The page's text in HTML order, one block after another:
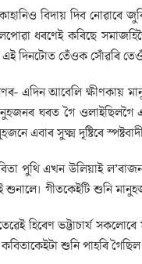
বিদায় দিব
ধৰণেই কৰিছে
দিনটোত তেঁওক সোঁৱৰি
এদিন আবেলি
ঘৰত গৈ
এবাৰ সুক্ষ্ম দৃষ্টিৰে
পুথি এখন উলিয়াই
গীতকেইটি শুনি
হিৰেণ ভট্টাচাৰ্য
শুনি পাহৰি